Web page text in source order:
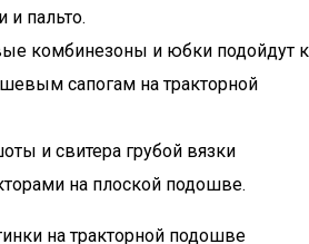
пальто.
комбинезоны и юбки подойдут к
сапогам на тракторной
и свитера грубой вязки
на плоской подошве.
на тракторной подошве